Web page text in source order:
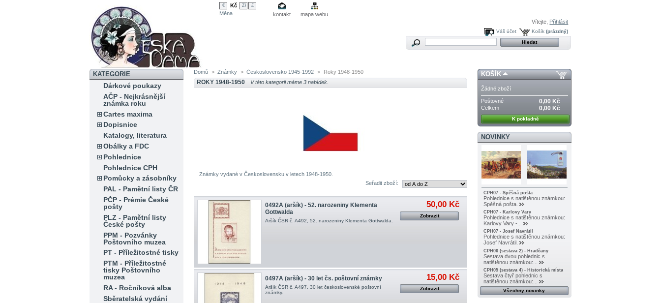
€ Kč Zł £
Měna kontakt
mapa webu
Vítejte,
Přihlásit
Košík (prázdný)
Váš účet
KATEGORIE
Dárkové poukazy
AČP - Nejkrásnější
známka roku
Cartes maxima
Dopisnice
Katalogy, literatura
Obálky a FDC
Pohlednice
Pohlednice CPH
Pomůcky a zásobníky
PAL - Pamětní listy ČR
PČP - Prémie České
pošty
PLZ - Pamětní listy
České pošty
PPM - Pozvánky
Poštovního muzea
PT - Příležitostné tisky
PTM - Příležitostné
tisky Poštovního
muzea
RA - Ročníková alba
Sběratelská vydání
Domů > Známky > Československo 1945-1992 > Roky 1948-1950
ROKY 1948-1950 V této kategorii máme 3 nabídek.
Známky vydané v Československu v letech 1948-1950.
Seřadit zboží:
0492A (aršík) - 52. narozeniny Klementa
Gottwalda
Aršík ČSR č. A492, 52. narozeniny Klementa Gottwalda.
50,00 Kč
Zobrazit
0497A (aršík) - 30 let čs. poštovní známky
Aršík ČSR č. A497, 30 let československé poštovní
známky.
15,00 Kč
Zobrazit
KOŠÍK
Žádné zboží
Poštovné 0,00 Kč
Celkem 0,00 Kč
K pokladně
NOVINKY
CPH07 - Spěšná pošta
Pohlednice s natištěnou známkou:
Spěšná pošta.
CPH07 - Karlovy Vary
Pohlednice s natištěnou známkou:
Karlovy Vary -...
CPH07 - Josef Navrátil
Pohlednice s natištěnou známkou:
Josef Navrátil.
CPH06 (sestava 2) - Hradčany
Sestava dvou pohlednic s
natištěnou známkou:...
CPH05 (sestava 4) - Historická místa
Sestava čtyř pohlednic s
natištěnou známkou:...
Všechny novinky